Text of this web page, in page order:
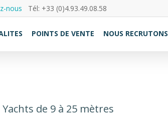
nous Tél: +33 (0)4.93.49.08.58
POINTS DE VENTE NOUS RECRUTONS
de 9 à 25 mètres